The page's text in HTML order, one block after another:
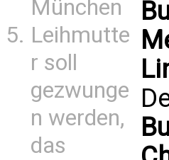
München
Leihmutte
r soll
gezwunge
n werden,
das